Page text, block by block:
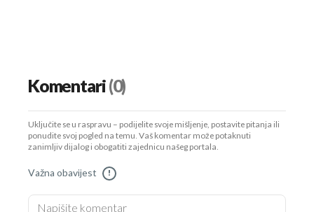
Komentari(0)
Uključite se u raspravu – podijelite svoje mišljenje, postavite pitanja ili
ponudite svoj pogled na temu. Vaš komentar može potaknuti
zanimljiv dijalog i obogatiti zajednicu našeg portala.
Važna obavijest !